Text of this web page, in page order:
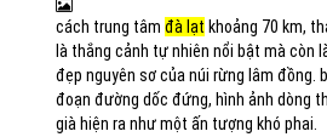
cách trung tâm đà lạt khoảng 70 km,
là thắng cảnh tự nhiên nổi bật mà còn
đẹp nguyên sơ của núi rừng lâm đồng.
đoạn đường dốc đứng, hình ảnh dòng
già hiện ra như một ấn tượng khó phai.